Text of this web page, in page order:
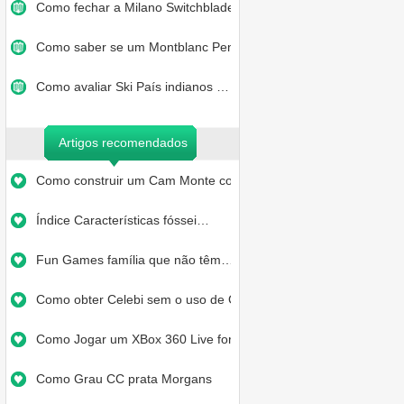
Como fechar a Milano Switchblade…
Como saber se um Montblanc Pen é…
Como avaliar Ski País indianos …
Artigos recomendados
Como construir um Cam Monte cons…
Índice Características fóssei…
Fun Games família que não têm…
Como obter Celebi sem o uso de G…
Como Jogar um XBox 360 Live for …
Como Grau CC prata Morgans